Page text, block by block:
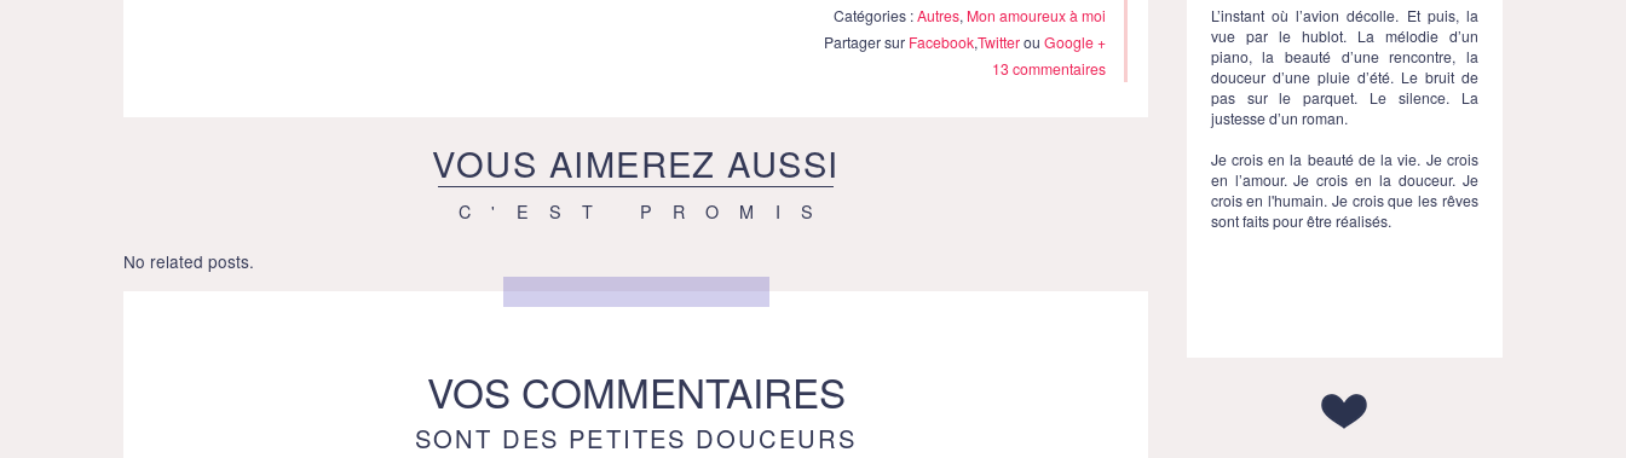
Catégories :Autres, Mon amoureux à moi
Partager sur Facebook,TwitterouGoogle +
13 commentaires
VOUS AIMEREZ AUSSI
C'EST PROMIS
No related posts.
VOS COMMENTAIRES
SONT DES PETITES DOUCEURS
L’instant où l’avion décolle. Et puis, la
vue par le hublot. La mélodie d’un
piano, la beauté d’une rencontre, la
douceur d’une pluie d’été. Le bruit de
pas sur le parquet. Le silence. La
justesse d’un roman.
Je crois en la beauté de la vie. Je crois
en l’amour. Je crois en la douceur. Je
crois en l'humain. Je crois que les rêves
sont faits pour être réalisés.